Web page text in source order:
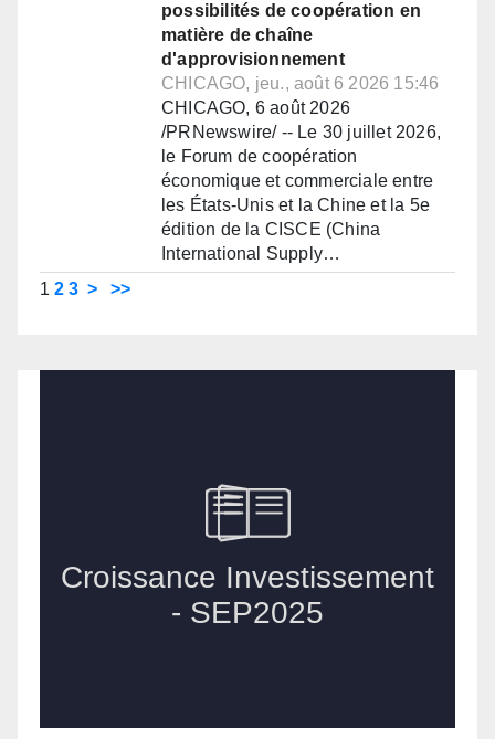
possibilités de coopération en
matière de chaîne
d'approvisionnement
CHICAGO, jeu., août 6 2026 15:46
CHICAGO, 6 août 2026
/PRNewswire/ -- Le 30 juillet 2026,
le Forum de coopération
économique et commerciale entre
les États-Unis et la Chine et la 5e
édition de la CISCE (China
International Supply…
1 2 3 > >>